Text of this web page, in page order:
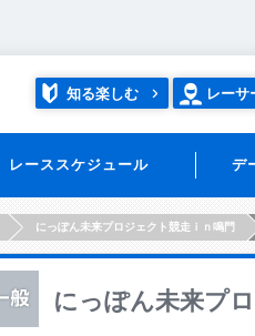
知る楽しむ レーサ
レーススケジュール デ
にっぽん未来プロジェクト競走ｉｎ鳴門
にっぽん未来プ